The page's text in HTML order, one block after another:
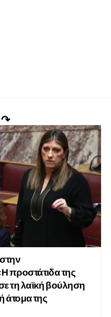
↷
προστάτιδα της
τη λαϊκή βούληση
άτομα της